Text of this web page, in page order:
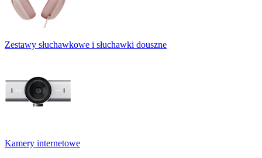
Zestawy słuchawkowe i słuchawki douszne
Kamery internetowe